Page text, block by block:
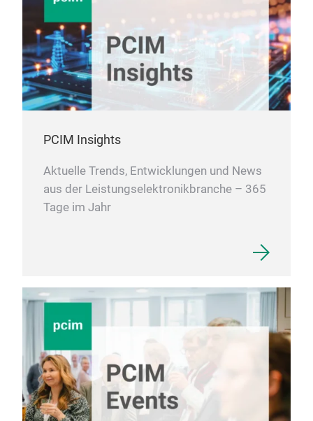
PCIM Insights
Aktuelle Trends, Entwicklungen und News
aus der Leistungselektronikbranche – 365
Tage im Jahr